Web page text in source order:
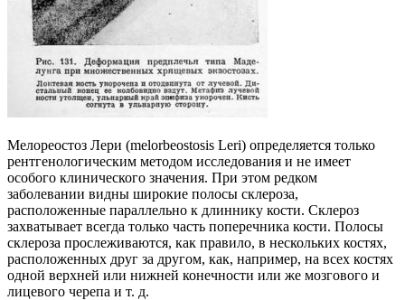
Мелореостоз Лери (melorbeostosis Leri) определяется только
рентгенологическим методом исследования и не имеет
особого клинического значения. При этом редком
заболевании видны широкие полосы склероза,
расположенные параллельно к длиннику кости. Склероз
захватывает всегда только часть поперечника кости. Полосы
склероза прослеживаются, как правило, в нескольких костях,
расположенных друг за другом, как, например, на всех костях
одной верхней или нижней конечности или же мозгового и
лицевого черепа и т. д.